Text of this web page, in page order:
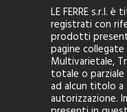
LE FERRE s.r.l.
registrati con
prodotti
pagine
Multivarietale,
totale o
ad alcun titolo a
autorizzazione.